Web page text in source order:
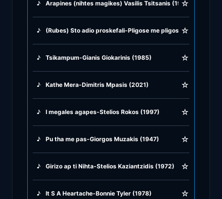
♪ Arapines (nihtes magikes) Vasilis Tsitsanis (1946)
☆
♪ (Rubes) Sto adio proskefali-Pligose me pligose me-Fige ki
☆
♪ Tsikampum-Gianis Giokarinis (1985) ☆
♪ Kathe Mera-Dimitris Mpasis (2021) ☆
♪ I megales agapes-Stelios Rokos (1997) ☆
♪ Pu tha me pas-Giorgos Muzakis (1947) ☆
♪ Girizo ap ti Nihta-Stelios Kaziantzidis (1972) ☆
♪ It S A Heartache-Bonnie Tyler (1978) ☆
♪ Latin Classics
♪ Pop & Dance
♪ Rock and Roll
♪ Rock Ballads
♪ Rock Music
♪ Tango, Bolero & Polka